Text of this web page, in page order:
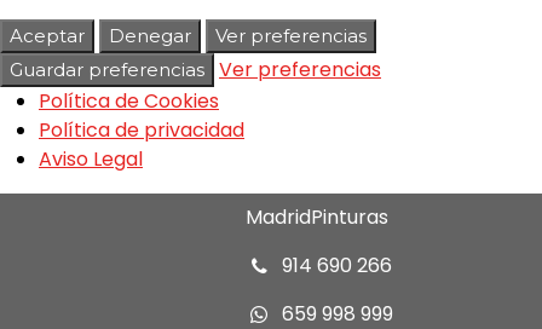
Aceptar Denegar
Ver preferencias
Guardar preferencias
Ver preferencias
Política de Cookies
Política de privacidad
Aviso Legal
MadridPinturas
914 690 266
659 998 999